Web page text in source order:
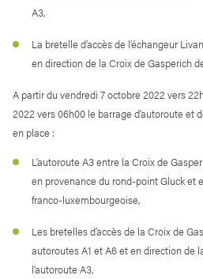
A3,
La bretelle d’accès de l’échangeur
en direction de la Croix de Gasperich
A partir du vendredi 7 octobre 2022 vers
2022 vers 06h00 le barrage d’autoroute et
en place :
L’autoroute A3 entre la Croix de
en provenance du rond-point Gluck et
franco-luxembourgeoise,
Les bretelles d’accès de la Croix de
autoroutes A1 et A6 et en direction de
l’autoroute A3,